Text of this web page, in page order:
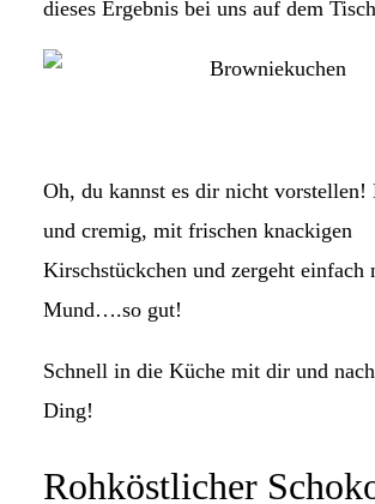
dieses Ergebnis bei uns auf dem
Oh, du kannst es dir nicht vorstellen!
und cremig, mit frischen knackigen
Kirschstückchen und zergeht einfach
Mund….so gut!
Schnell in die Küche mit dir und
Ding!
Rohköstlicher